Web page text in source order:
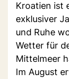
Kroatien ist
exklusiver
und Ruhe
Wetter für
Mittelmeer
Im August